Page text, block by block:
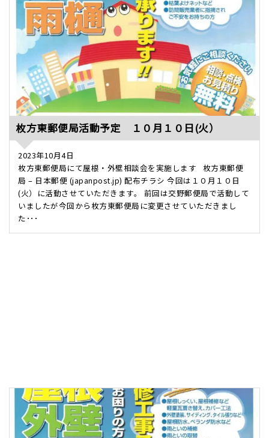
枚方東郵便局活動予定 １０月１０日(火）
2023年10月4日
枚方東郵便局にて屋根・外壁相談会を実施します 枚方東郵便
局 – 日本郵便 (japanpost.jp) 配布チラシ 今回は１０月１０日
(火）に活動させていただきます。 前回は交野郵便局で活動して
いましたが今回から枚方東郵便局に変更させていただきまし
た･･･